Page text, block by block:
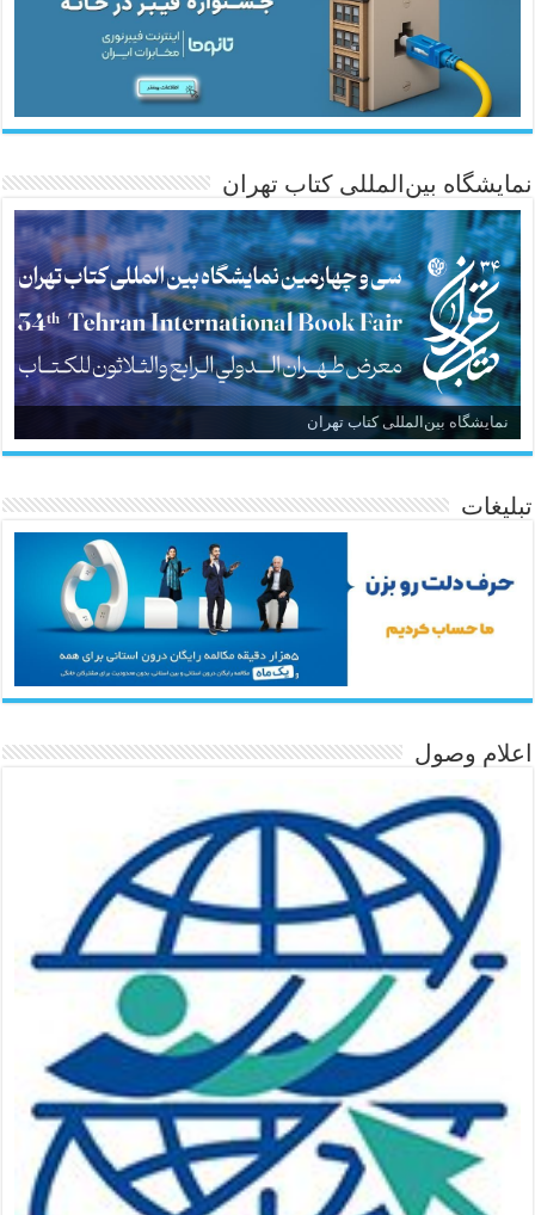
نمایشگاه بین‌المللی کتاب تهران
نمایشگاه بین‌المللی کتاب تهران
تبلیغات
اعلام وصول